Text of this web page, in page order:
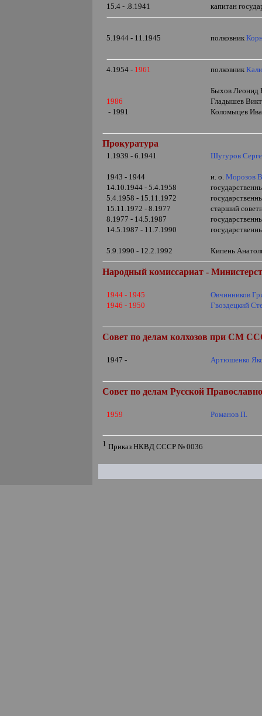
15.4 - .8.1941 капитан
5.1944 - 11.1945 полковник
4.1954 - 1961 полковник
Быхов Леонид
1986
Гладышев
- 1991
Коломыцев
Прокуратура
1.1939 - 6.1941 Шугуров
1943 - 1944 и. о.Морозов
14.10.1944 - 5.4.1958
5.4.1958 - 15.11.1972
15.11.1972 - 8.1977
старший
8.1977 - 14.5.1987
14.5.1987 - 11.7.1990
5.9.1990 - 12.2.1992 Кипень
Народный комиссариат -
1944 - 1945
Овчинников
1946 - 1950
Гвоздецкий
Совет по делам колхозов при СМ
1947 - Артюшенко
Совет по делам Русской
1959 Романов П.
1 Приказ НКВД СССР № 0036